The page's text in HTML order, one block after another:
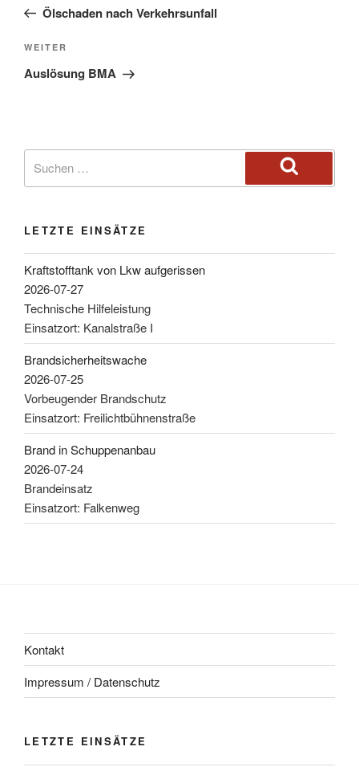
Ölschaden nach Verkehrsunfall
WEITER
Auslösung BMA
LETZTE EINSÄTZE
Kraftstofftank von Lkw aufgerissen
2026-07-27
Technische Hilfeleistung
Einsatzort: Kanalstraße I
Brandsicherheitswache
2026-07-25
Vorbeugender Brandschutz
Einsatzort: Freilichtbühnenstraße
Brand in Schuppenanbau
2026-07-24
Brandeinsatz
Einsatzort: Falkenweg
Kontakt
Impressum / Datenschutz
LETZTE EINSÄTZE